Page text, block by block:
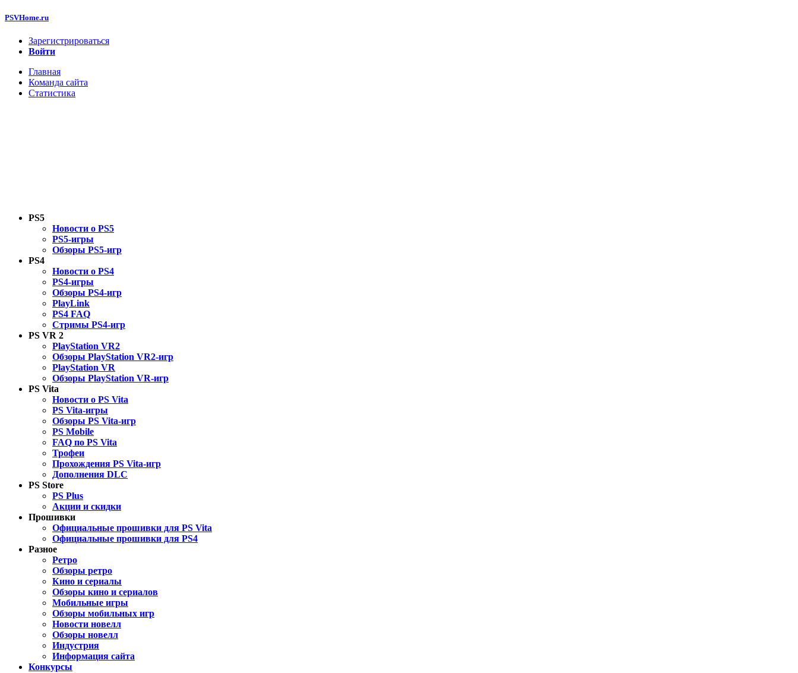
PSVHome.ru
Зарегистрироваться
Войти
Главная
Команда сайта
Статистика
PS5
Новости о PS5
PS5-игры
Обзоры PS5-игр
PS4
Новости о PS4
PS4-игры
Обзоры PS4-игр
PlayLink
PS4 FAQ
Стримы PS4-игр
PS VR 2
PlayStation VR2
Обзоры PlayStation VR2-игр
PlayStation VR
Обзоры PlayStation VR-игр
PS Vita
Новости о PS Vita
PS Vita-игры
Обзоры PS Vita-игр
PS Mobile
FAQ по PS Vita
Трофеи
Прохождения PS Vita-игр
Дополнения DLC
PS Store
PS Plus
Акции и скидки
Прошивки
Официальные прошивки для PS Vita
Официальные прошивки для PS4
Разное
Ретро
Обзоры ретро
Кино и сериалы
Обзоры кино и сериалов
Мобильные игры
Обзоры мобильных игр
Новости новелл
Обзоры новелл
Индустрия
Информация сайта
Конкурсы